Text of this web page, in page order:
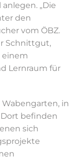
„Die
den
vom ÖBZ.
Schnittgut,
einem
Lernraum für
in
befinden
sich